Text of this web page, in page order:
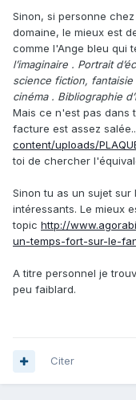
Sinon, si personne
domaine, le mieux est
comme l'Ange bleu qui
l’imaginaire . Portrait
science fiction, fantaisie
cinéma . Bibliographie
Mais ce n'est pas dans
facture est assez salée..
content/uploads/
toi de chercher
Sinon tu as un sujet
intéressants. Le mieux
topic http://
un-temps-fort-sur-le-
A titre personnel je
peu faiblard.
Citer